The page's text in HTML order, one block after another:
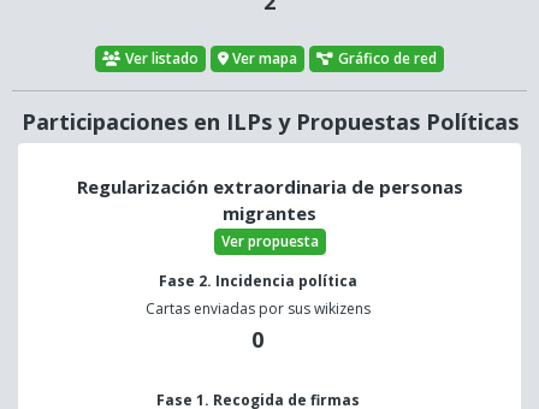
Ver listado Ver mapa Gráfico de red
Participaciones en ILPs y Propuestas Políticas
Regularización extraordinaria de personas
migrantes
Ver propuesta
Fase 2. Incidencia política
Cartas enviadas por sus wikizens
0
Fase 1. Recogida de firmas